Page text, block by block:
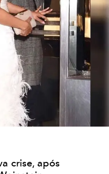
crise, após